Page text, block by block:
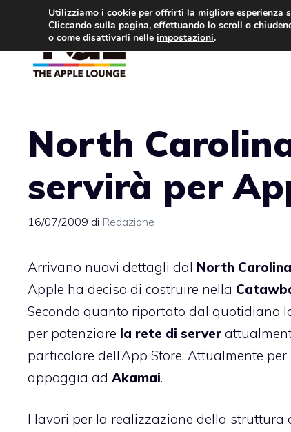
contenuto
North
servirà per
16/07/2009 di Redazione
Arrivano nuovi dettagli dal North Carolina
Apple ha deciso di costruire nella
Secondo quanto riportato dal quotidiano
per potenziare la rete di server
particolare dell’App Store. Attualmente
appoggia ad Akamai.
I lavori per la realizzazione della
Utilizziamo i cookie per offrirti la migliore esperienza
Cliccando sulla pagina, effettuando lo scroll o
o come disattivarli nelle impostazioni.